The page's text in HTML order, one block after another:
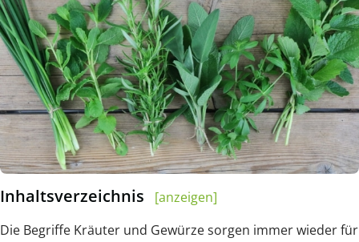
Inhaltsverzeichnis
[anzeigen]
Die Begriffe Kräuter und Gewürze sorgen immer wieder für